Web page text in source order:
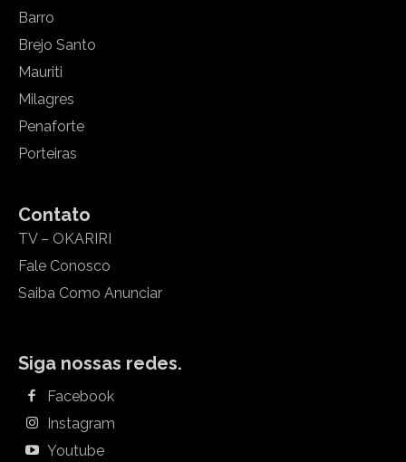
Barro
Brejo Santo
Mauriti
Milagres
Penaforte
Porteiras
Contato
TV – OKARIRI
Fale Conosco
Saiba Como Anunciar
Siga nossas redes.
Facebook
Instagram
Youtube